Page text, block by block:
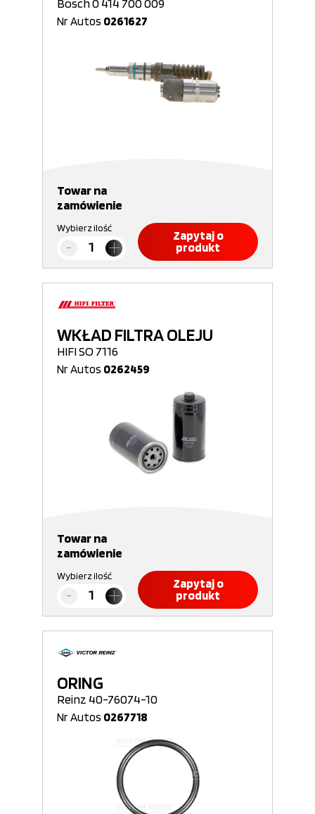
Bosch 0 414 700 009
Nr Autos 0261627
Towar na
zamówienie
Wybierz ilość
Zapytaj o
produkt
WKŁAD FILTRA OLEJU
HIFI SO 7116
Nr Autos 0262459
Towar na
zamówienie
Wybierz ilość
Zapytaj o
produkt
ORING
Reinz 40-76074-10
Nr Autos 0267718